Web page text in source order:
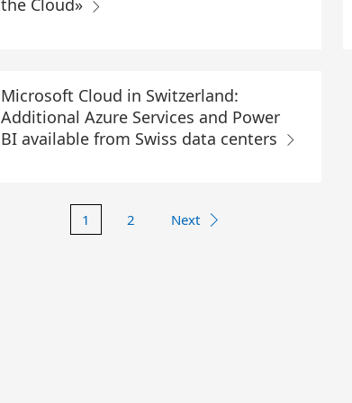
the Cloud»
Microsoft Cloud in Switzerland:
Additional Azure Services and Power
BI available from Swiss data centers
1 2 Next